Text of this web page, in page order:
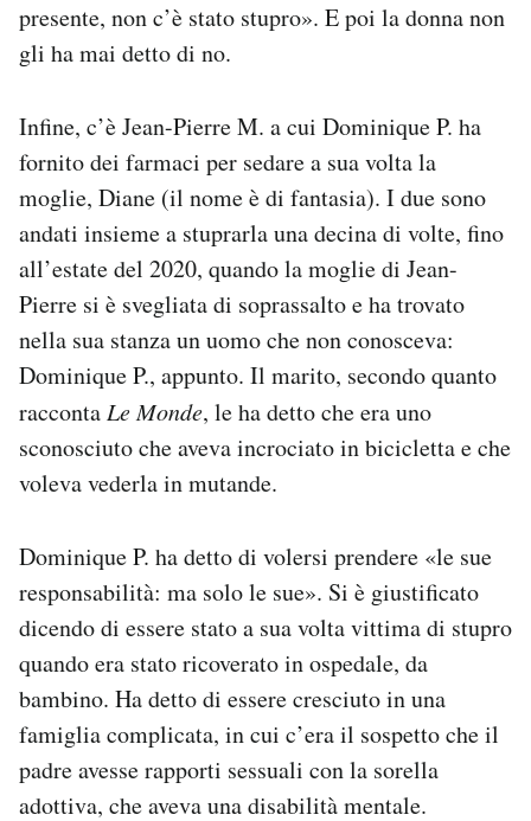
presente, non c’è stato stupro». E poi la donna non
gli ha mai detto di no.
Infine, c’è Jean-Pierre M. a cui Dominique P. ha
fornito dei farmaci per sedare a sua volta la
moglie, Diane (il nome è di fantasia). I due sono
andati insieme a stuprarla una decina di volte, fino
all’estate del 2020, quando la moglie di Jean-
Pierre si è svegliata di soprassalto e ha trovato
nella sua stanza un uomo che non conosceva:
Dominique P., appunto. Il marito, secondo quanto
raccontaLe Monde, le ha detto che era uno
sconosciuto che aveva incrociato in bicicletta e che
voleva vederla in mutande.
Dominique P. ha detto di volersi prendere «le sue
responsabilità: ma solo le sue». Si è giustificato
dicendo di essere stato a sua volta vittima di stupro
quando era stato ricoverato in ospedale, da
bambino. Ha detto di essere cresciuto in una
famiglia complicata, in cui c’era il sospetto che il
padre avesse rapporti sessuali con la sorella
adottiva, che aveva una disabilità mentale.